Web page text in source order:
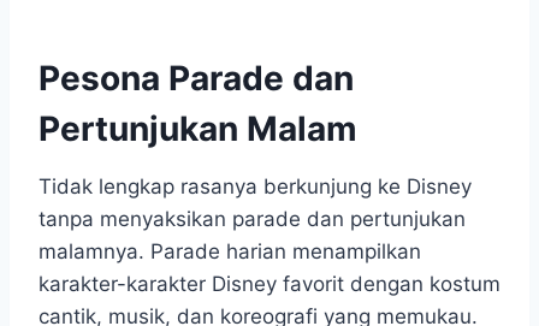
Pesona Parade dan
Pertunjukan Malam
Tidak lengkap rasanya berkunjung ke Disney
tanpa menyaksikan parade dan pertunjukan
malamnya. Parade harian menampilkan
karakter-karakter Disney favorit dengan kostum
cantik, musik, dan koreografi yang memukau.